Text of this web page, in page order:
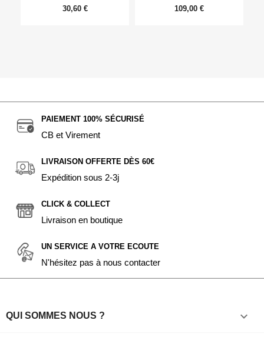
30,60 € 109,00 €
PAIEMENT 100% SÉCURISÉ
CB et Virement
LIVRAISON OFFERTE DÈS 60€
Expédition sous 2-3j
CLICK & COLLECT
Livraison en boutique
UN SERVICE A VOTRE ECOUTE
N'hésitez pas à nous contacter
QUI SOMMES NOUS ? 